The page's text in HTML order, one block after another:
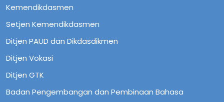
Kemendikdasmen
Setjen Kemendikdasmen
Ditjen PAUD dan Dikdasdikmen
Ditjen Vokasi
Ditjen GTK
Badan Pengembangan dan Pembinaan Bahasa